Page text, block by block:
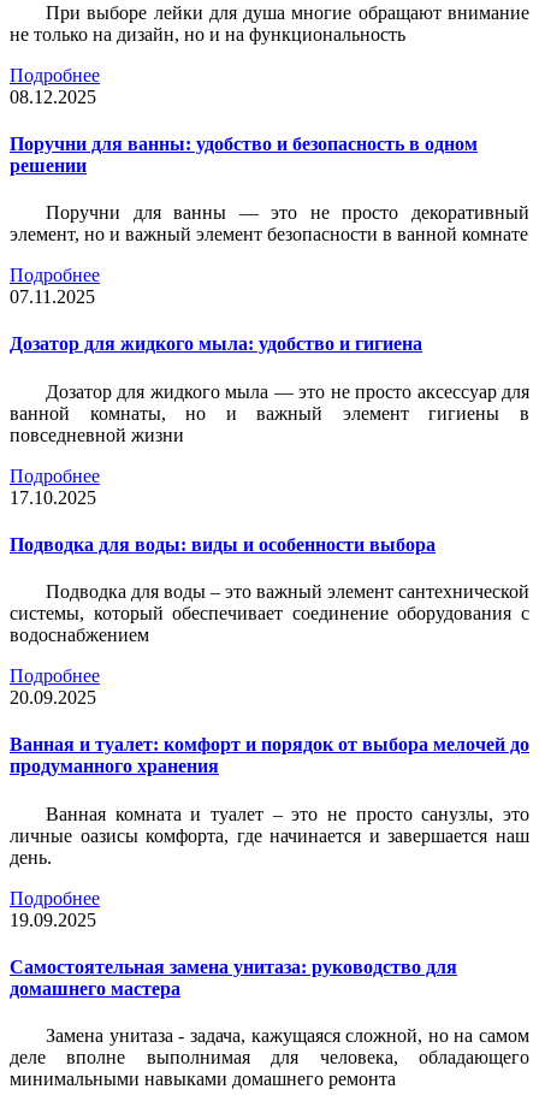
При выборе лейки для душа многие обращают внимание
не только на дизайн, но и на функциональность
Подробнее
08.12.2025
Поручни для ванны: удобство и безопасность в одном
решении
Поручни для ванны — это не просто декоративный
элемент, но и важный элемент безопасности в ванной комнате
Подробнее
07.11.2025
Дозатор для жидкого мыла: удобство и гигиена
Дозатор для жидкого мыла — это не просто аксессуар для
ванной комнаты, но и важный элемент гигиены в
повседневной жизни
Подробнее
17.10.2025
Подводка для воды: виды и особенности выбора
Подводка для воды – это важный элемент сантехнической
системы, который обеспечивает соединение оборудования с
водоснабжением
Подробнее
20.09.2025
Ванная и туалет: комфорт и порядок от выбора мелочей до
продуманного хранения
Ванная комната и туалет – это не просто санузлы, это
личные оазисы комфорта, где начинается и завершается наш
день.
Подробнее
19.09.2025
Самостоятельная замена унитаза: руководство для
домашнего мастера
Замена унитаза - задача, кажущаяся сложной, но на самом
деле вполне выполнимая для человека, обладающего
минимальными навыками домашнего ремонта